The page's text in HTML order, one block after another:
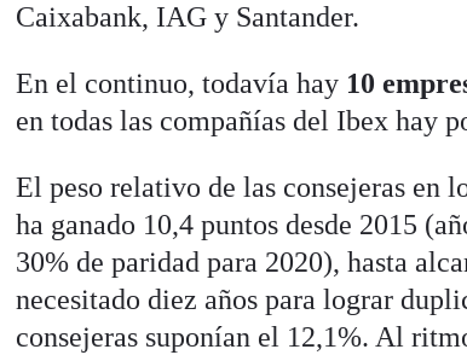
Caixabank, IAG y Santander.
En el continuo, todavía hay 10
en todas las compañías del Ibex hay
El peso relativo de las consejeras en
ha ganado 10,4 puntos desde 2015
30% de paridad para 2020), hasta
necesitado diez años para lograr
consejeras suponían el 12,1%. Al